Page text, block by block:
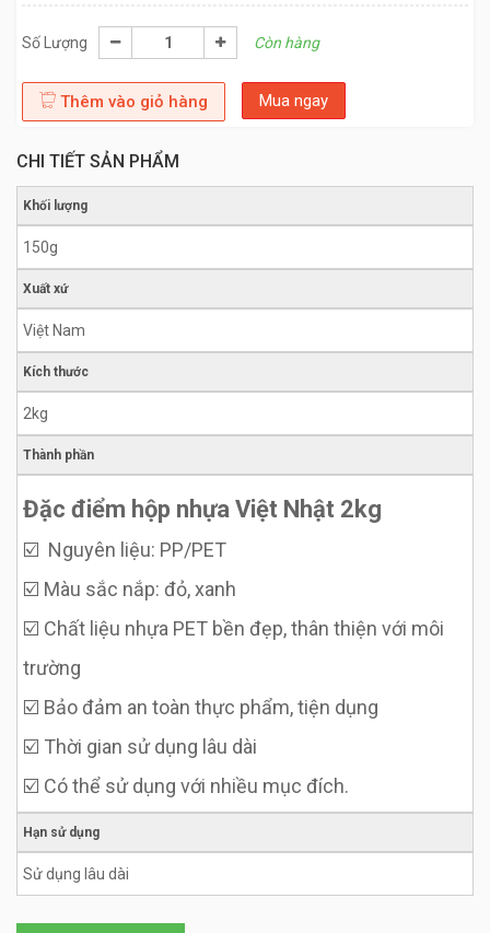
Số Lượng Còn hàng
Thêm vào giỏ hàng Mua ngay
CHI TIẾT SẢN PHẨM
Khối lượng
150g
Xuất xứ
Việt Nam
Kích thước
2kg
Thành phần
Đặc điểm hộp nhựa Việt Nhật 2kg
☑️ Nguyên liệu: PP/PET
☑️ Màu sắc nắp: đỏ, xanh
☑️ Chất liệu nhựa PET bền đẹp, thân thiện với môi
trường
☑️ Bảo đảm an toàn thực phẩm, tiện dụng
☑️ Thời gian sử dụng lâu dài
☑️ Có thể sử dụng với nhiều mục đích.
Hạn sử dụng
Sử dụng lâu dài